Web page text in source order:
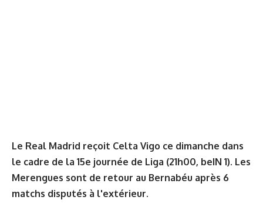
Le Real Madrid reçoit Celta Vigo ce dimanche dans
le cadre de la 15e journée de Liga (21h00, beIN 1). Les
Merengues sont de retour au Bernabéu après 6
matchs disputés à l'extérieur.